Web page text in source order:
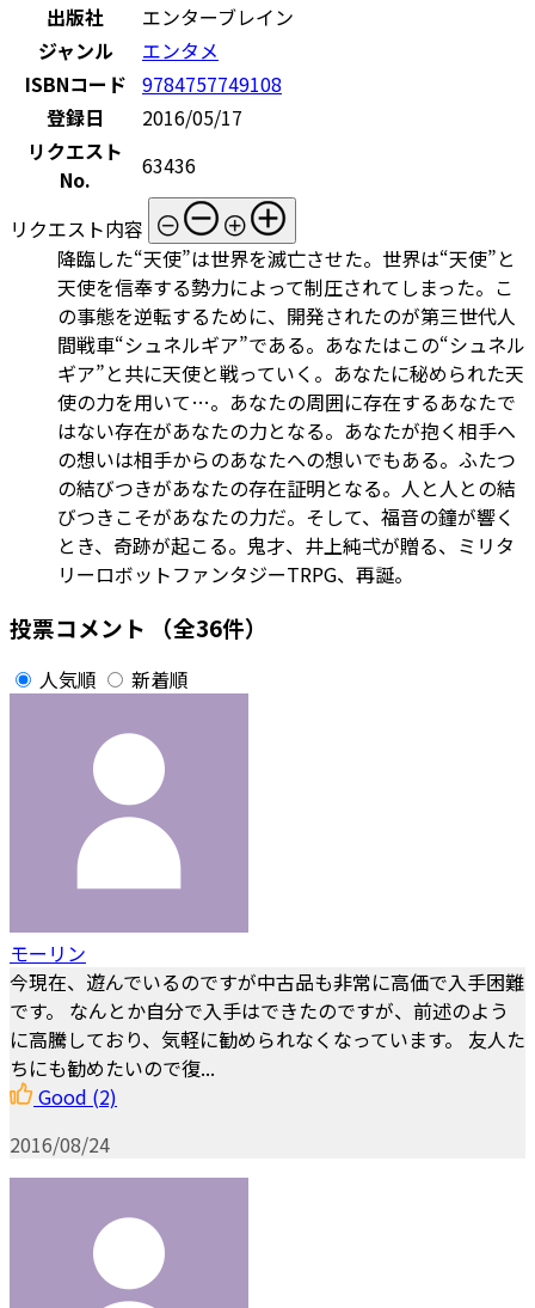
出版社
エンターブレイン
ジャンル
エンタメ
ISBNコード 9784757749108
登録日
2016/05/17
リクエスト
No.
63436
リクエスト内容
降臨した“天使”は世界を滅亡させた。世界は“天使”と
天使を信奉する勢力によって制圧されてしまった。こ
の事態を逆転するために、開発されたのが第三世代人
間戦車“シュネルギア”である。あなたはこの“シュネル
ギア”と共に天使と戦っていく。あなたに秘められた天
使の力を用いて…。あなたの周囲に存在するあなたで
はない存在があなたの力となる。あなたが抱く相手へ
の想いは相手からのあなたへの想いでもある。ふたつ
の結びつきがあなたの存在証明となる。人と人との結
びつきこそがあなたの力だ。そして、福音の鐘が響く
とき、奇跡が起こる。鬼才、井上純弌が贈る、ミリタ
リーロボットファンタジーTRPG、再誕。
投票コメント （全36件）
人気順 新着順
モーリン
今現在、遊んでいるのですが中古品も非常に高価で入手困難
です。 なんとか自分で入手はできたのですが、前述のよう
に高騰しており、気軽に勧められなくなっています。 友人た
ちにも勧めたいので復...
Good (2)
2016/08/24